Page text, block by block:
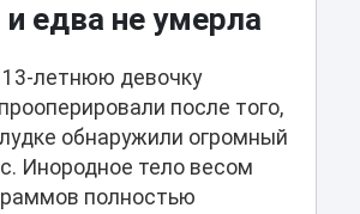
едва не умерла
13-летнюю девочку
после того,
обнаружили огромный
Инородное тело весом
полностью